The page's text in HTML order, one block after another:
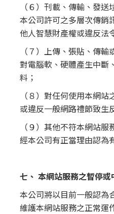
（６）刊載、傳輸、發
本公司許可之多層次傳銷
他人智慧財產權或違反法
（７）上傳、張貼、傳
對電腦軟、硬體產生中斷
料；
（８）對任何使用本網
或違反一般網路禮節致生
（９）其他不符本網站
經本公司有正當理由認為
七、 本網站服務之暫停或
本公司將以目前一般認為
維護本網站服務之正常運